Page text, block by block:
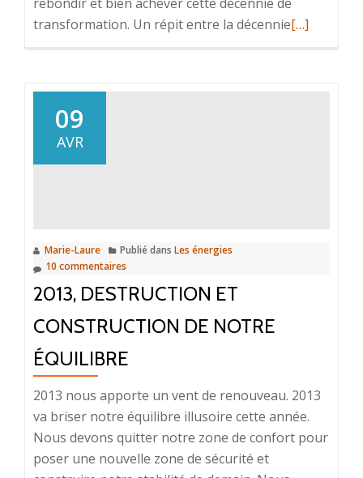
transformation. Un répit entre la décennieEn
[…]
09
AVR
Marie-Laure Publié dans Les énergies
10 commentaires
2013, DESTRUCTION ET
CONSTRUCTION DE NOTRE
ÉQUILIBRE
2013 nous apporte un vent de renouveau. 2013
va briser notre équilibre illusoire cette année.
Nous devons quitter notre zone de confort pour
poser une nouvelle zone de sécurité et